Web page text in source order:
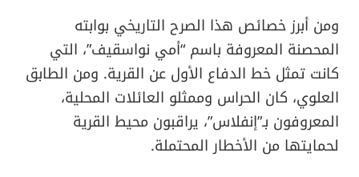
ومن أبرز خصائص هذا الصرح التاريخي بوابته
المحصنة المعروفة باسم “أمي نواسقيف”، التي
كانت تمثل خط الدفاع الأول عن القرية. ومن الطابق
العلوي، كان الحراس وممثلو العائلات المحلية،
المعروفون بـ”إنفلاس”، يراقبون محيط القرية
لحمايتها من الأخطار المحتملة.